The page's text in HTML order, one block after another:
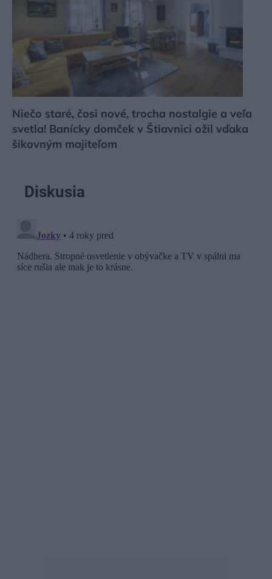
Niečo staré, čosi nové, trocha nostalgie a veľa
svetla! Banícky domček v Štiavnici ožil vďaka
šikovným majiteľom
Diskusia